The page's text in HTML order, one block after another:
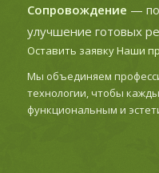
Сопровождение —
улучшение готовых
Оставить заявкуНаши
Мы объединяем
технологии, чтобы
функциональным и